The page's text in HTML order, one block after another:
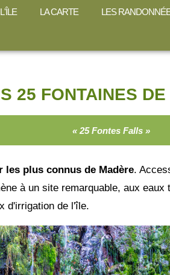
LA CARTE LES
25 FONTAINES
« 25 Fontes Falls »
les plus connus de Madère.
à un site remarquable, aux
d'irrigation de l'île.